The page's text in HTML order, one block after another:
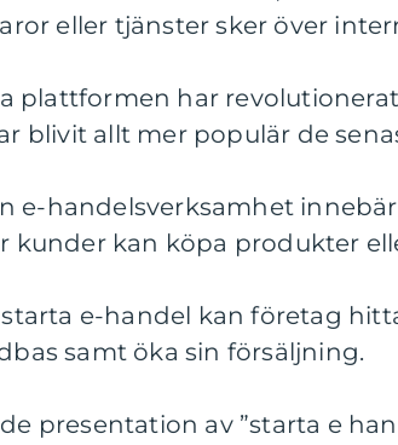
eller tjänster sker över
plattformen har
blivit allt mer populär de
e-handelsverksamhet
kunder kan köpa produkter
e-handel kan företag
samt öka sin försäljning.
presentation av ”starta e